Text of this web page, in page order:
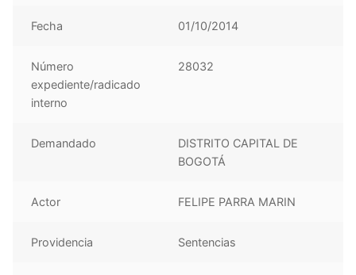
Fecha 01/10/2014
Número
expediente/radicado
interno
28032
Demandado
DISTRITO CAPITAL DE
BOGOTÁ
Actor FELIPE PARRA MARIN
Providencia Sentencias